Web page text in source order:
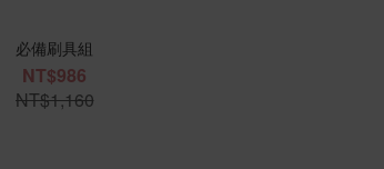
必備刷具組
NT$986
NT$1,160